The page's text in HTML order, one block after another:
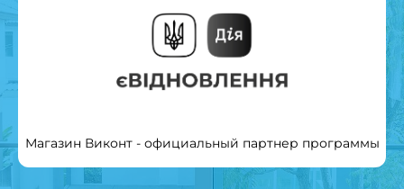
Магазин Виконт - официальный партнер программы